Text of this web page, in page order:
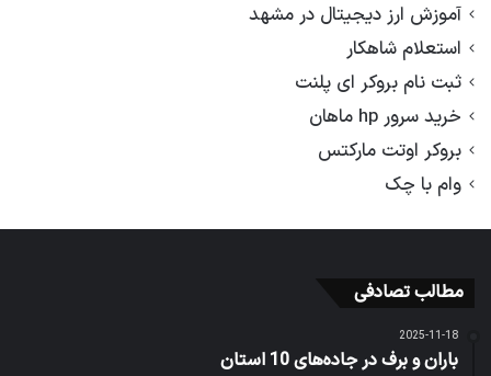
آموزش ارز دیجیتال در مشهد
استعلام شاهکار
ثبت نام بروکر ای پلنت
خرید سرور hp ماهان
بروکر اوتت مارکتس
وام با چک
مطالب تصادفی
2025-11-18
باران و برف در جاده‌های 10 استان